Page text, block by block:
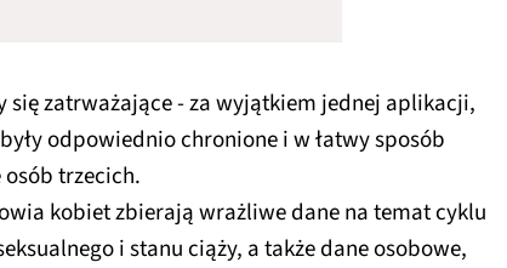
się zatrważające - za wyjątkiem jednej aplikacji,
odpowiednio chronione i w łatwy sposób
osób trzecich.
kobiet zbierają wrażliwe dane na temat cyklu
i stanu ciąży, a także dane osobowe,